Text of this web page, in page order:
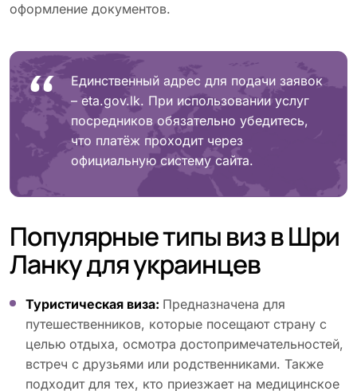
оформление документов.
Единственный адрес для подачи заявок
– eta.gov.lk. При использовании услуг
посредников обязательно убедитесь,
что платёж проходит через
официальную систему сайта.
Популярные типы виз в Шри
Ланку для украинцев
Туристическая виза: Предназначена для
путешественников, которые посещают страну с
целью отдыха, осмотра достопримечательностей,
встреч с друзьями или родственниками. Также
подходит для тех, кто приезжает на медицинское